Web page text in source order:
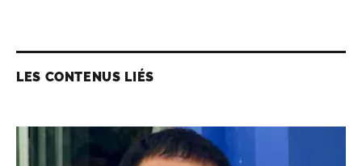
LES CONTENUS LIÉS